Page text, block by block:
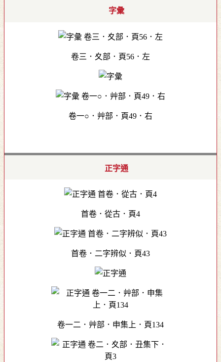
字彙
卷三．夊部．頁56．左
卷一○．艸部．頁49．右
正字通
首卷．從古．頁4
首卷．二字辨似．頁43
卷一二．艸部．申集上．頁134